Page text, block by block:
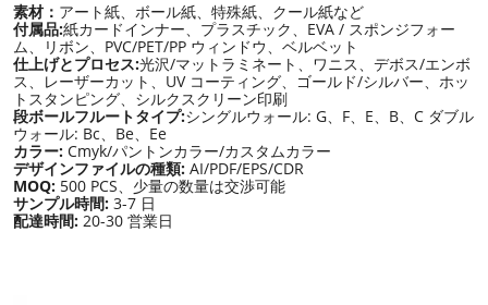
素材： アート紙、ボール紙、特殊紙、クール紙など
付属品:紙カードインナー、プラスチック、EVA / スポンジフォー
ム、リボン、PVC/PET/PP ウィンドウ、ベルベット
仕上げとプロセス:光沢/マットラミネート、ワニス、デボス/エンボ
ス、レーザーカット、UV コーティング、ゴールド/シルバー、ホッ
トスタンピング、シルクスクリーン印刷
段ボールフルートタイプ:シングルウォール: G、F、E、B、C ダブル
ウォール: Bc、Be、Ee
カラー: Cmyk/パントンカラー/カスタムカラー
デザインファイルの種類: AI/PDF/EPS/CDR
MOQ: 500 PCS、少量の数量は交渉可能
サンプル時間: 3-7 日
配達時間: 20-30 営業日